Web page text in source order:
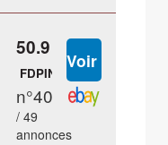
50.9 €
FDPIN
n°40
/ 49
annonces